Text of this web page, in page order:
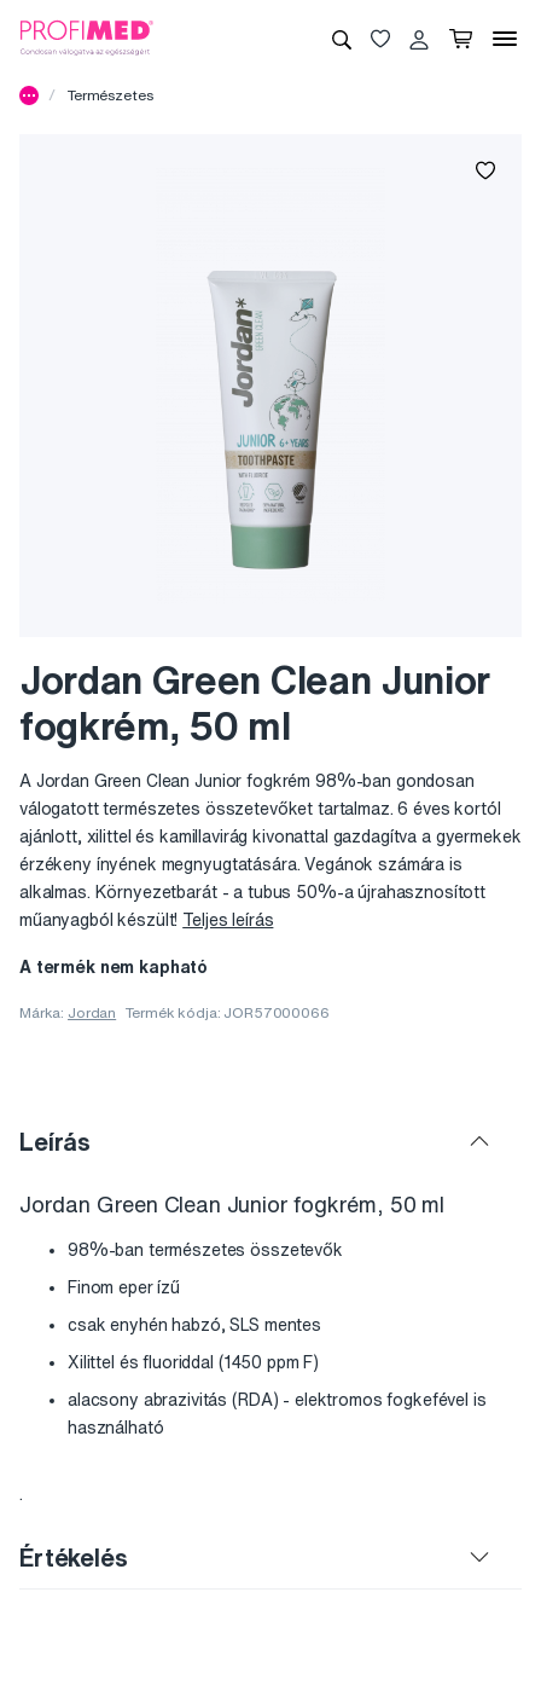
Természetes
Jordan Green Clean Junior
fogkrém, 50 ml
A Jordan Green Clean Junior fogkrém 98%-ban gondosan
válogatott természetes összetevőket tartalmaz. 6 éves kortól
ajánlott, xilittel és kamillavirág kivonattal gazdagítva a gyermekek
érzékeny ínyének megnyugtatására. Vegánok számára is
alkalmas. Környezetbarát - a tubus 50%-a újrahasznosított
műanyagból készült! Teljes leírás
A termék nem kapható
Márka: Jordan Termék kódja: JOR57000066
Leírás
Jordan Green Clean Junior fogkrém, 50 ml
98%-ban természetes összetevők
Finom eper ízű
csak enyhén habzó, SLS mentes
Xilittel és fluoriddal (1450 ppm F)
alacsony abrazivitás (RDA) - elektromos fogkefével is
használható
.
Értékelés